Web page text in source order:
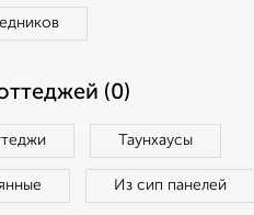
(0)
Таунхаусы
Из сип панелей